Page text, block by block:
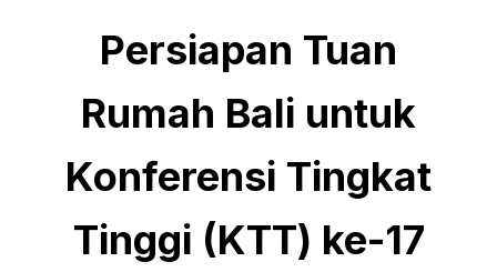
Persiapan Tuan
Rumah Bali untuk
Konferensi Tingkat
Tinggi (KTT) ke-17